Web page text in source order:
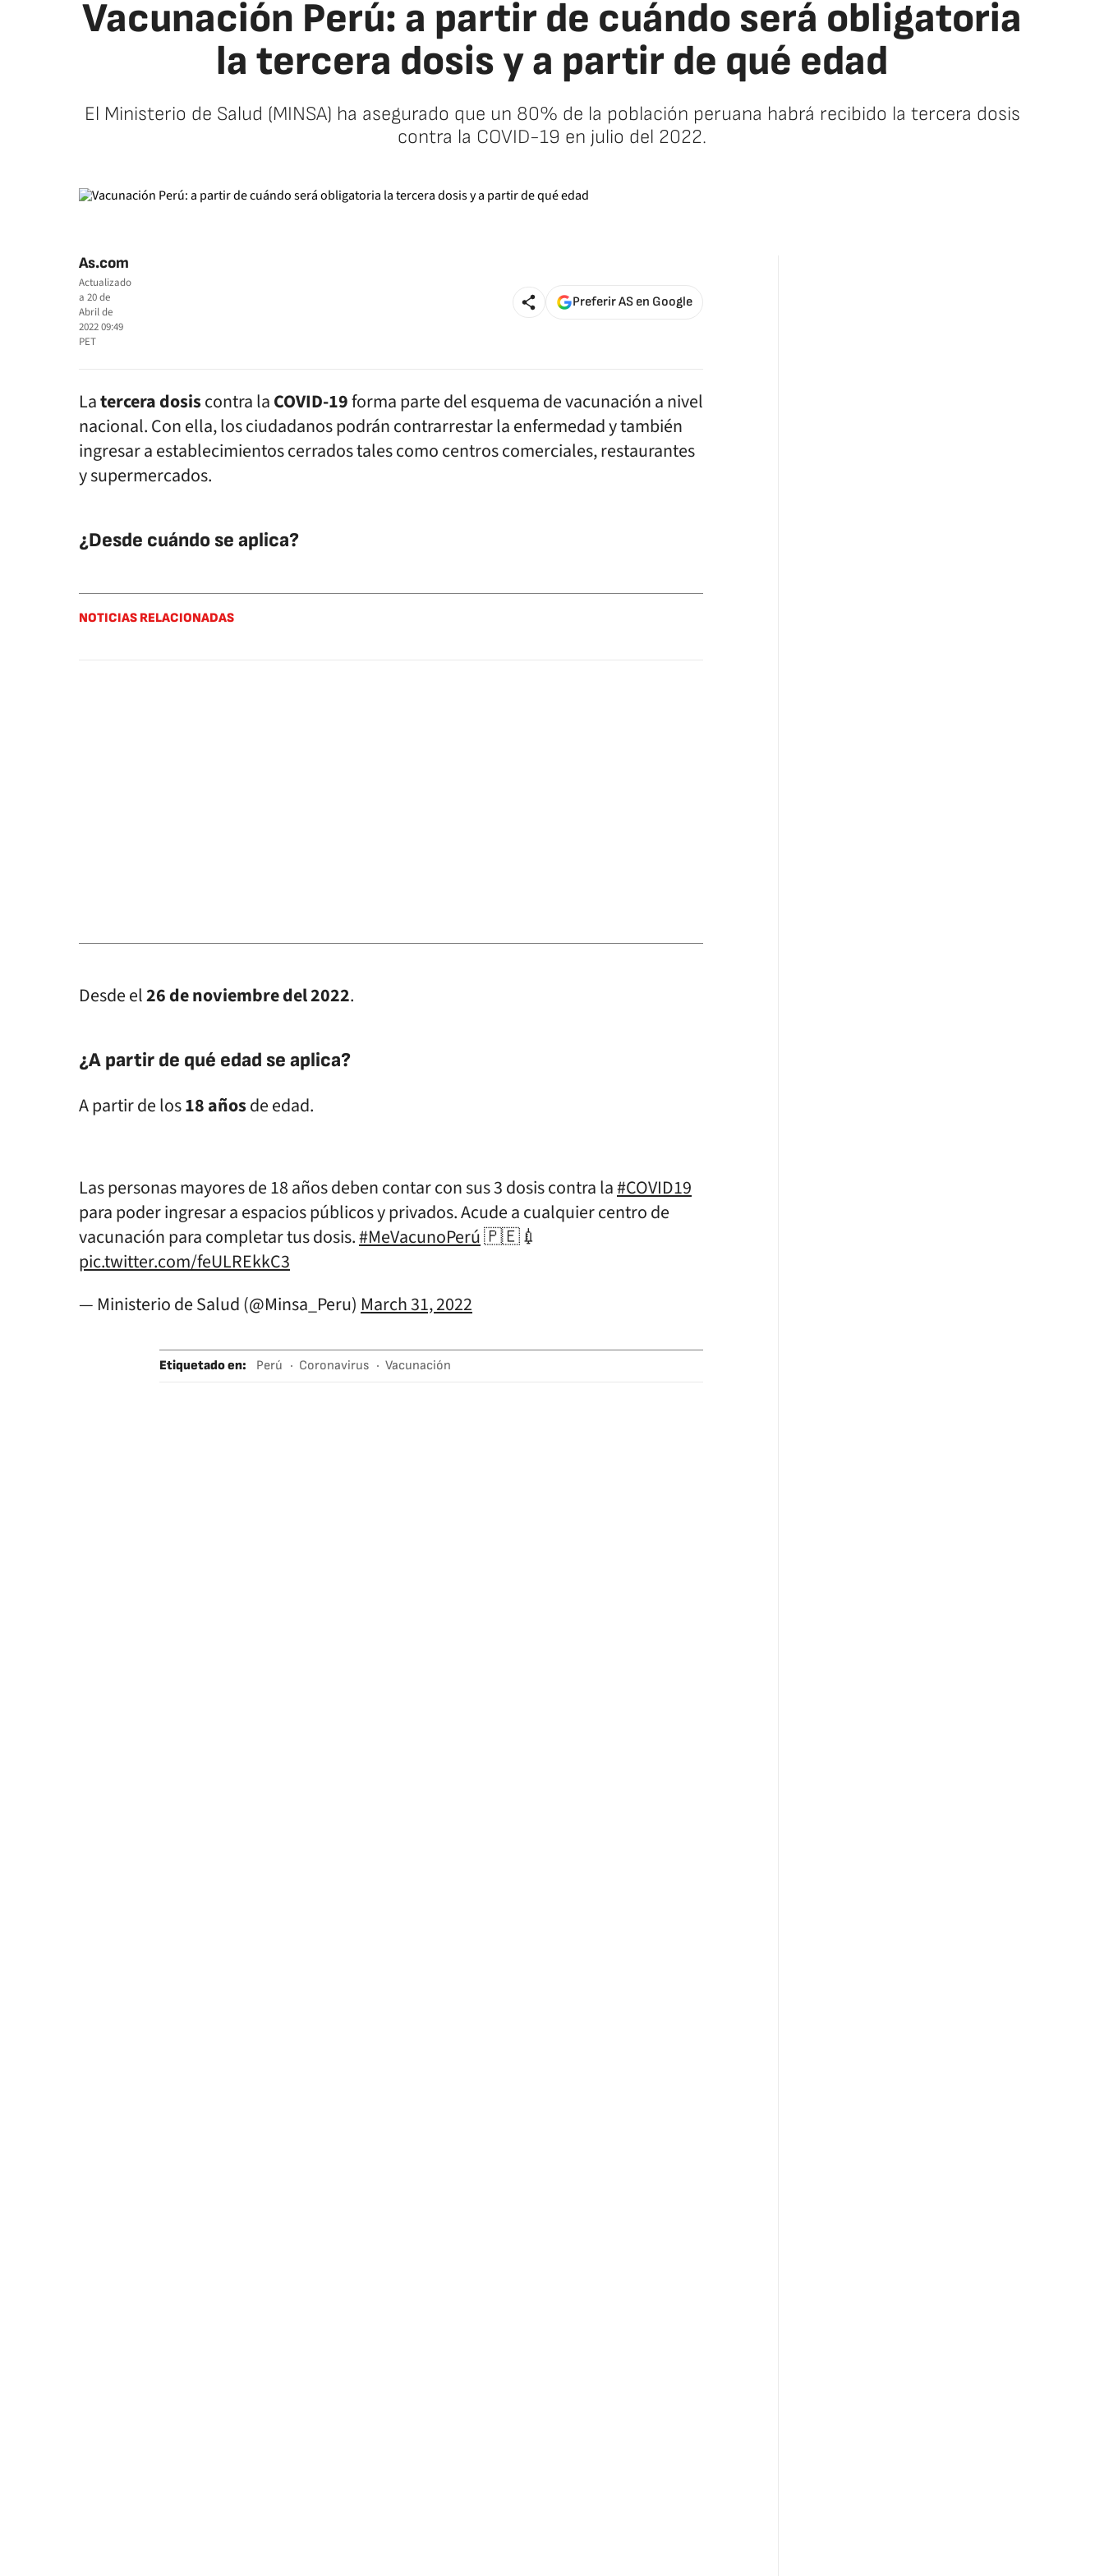
Vacunación Perú: a partir de cuándo será obligatoria
la tercera dosis y a partir de qué edad
El Ministerio de Salud (MINSA) ha asegurado que un 80% de la población peruana habrá recibido la tercera dosis
contra la COVID-19 en julio del 2022.
As.com
Actualizado
a 20 de
Abril de
2022 09:49
PET
Preferir AS en Google
Latercera dosiscontra laCOVID-19forma parte del esquema de vacunación a nivel
nacional. Con ella, los ciudadanos podrán contrarrestar la enfermedad y también
ingresar a establecimientos cerrados tales como centros comerciales, restaurantes
y supermercados.
¿Desde cuándo se aplica?
NOTICIAS RELACIONADAS
Desde el26 de noviembre del 2022.
¿A partir de qué edad se aplica?
A partir de los18 añosde edad.
Las personas mayores de 18 años deben contar con sus 3 dosis contra la#COVID19
para poder ingresar a espacios públicos y privados. Acude a cualquier centro de
vacunación para completar tus dosis.#MeVacunoPerú🇵🇪💉
pic.twitter.com/feULREkkC3
— Ministerio de Salud (@Minsa_Peru) March 31, 2022
Etiquetado en: Perú Coronavirus Vacunación